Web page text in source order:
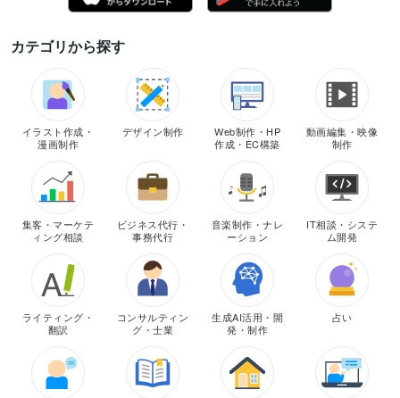
カテゴリから探す
イラスト作成・
漫画制作
デザイン制作
Web制作・HP
作成・EC構築
動画編集・映像
制作
集客・マーケテ
ィング相談
ビジネス代行・
事務代行
音楽制作・ナレ
ーション
IT相談・システ
ム開発
ライティング・
翻訳
コンサルティン
グ・士業
生成AI活用・開
発・制作
占い